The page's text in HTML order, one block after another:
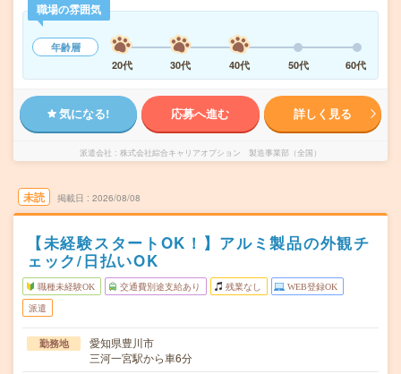
職場の雰囲気
年齢層
20代
30代 40代 50代 60代
気になる! 応募へ進む 詳しく見る
派遣会社 株式会社綜合キャリアオプション 製造事業部（全国）
未読 掲載日 2026/08/08
【未経験スタートOK！】アルミ製品の外観チ
ェック/日払いOK
職種未経験OK 交通費別途支給あり 残業なし WEB登録OK
派遣
勤務地
愛知県豊川市
三河一宮駅から車6分